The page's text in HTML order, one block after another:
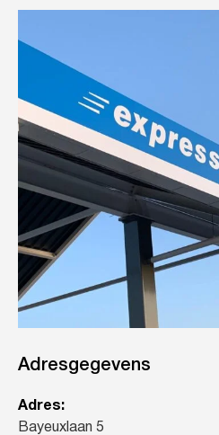
Adresgegevens
Adres:
Bayeuxlaan 5